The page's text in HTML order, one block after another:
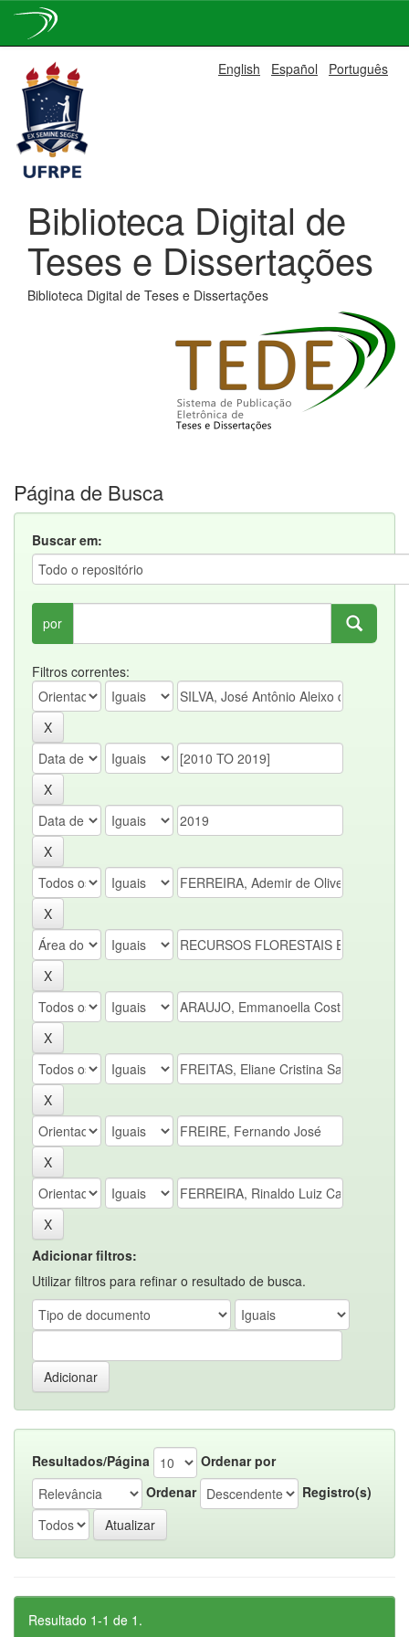
navigation
English Español Português
Biblioteca Digital de
Teses e Dissertações
Biblioteca Digital de Teses e Dissertações
Página de Busca
Buscar em:
por
Filtros correntes:
Adicionar filtros:
Utilizar filtros para refinar o resultado de busca.
Resultados/Página
Ordenar por
Ordenar
Registro(s)
Resultado 1-1 de 1.